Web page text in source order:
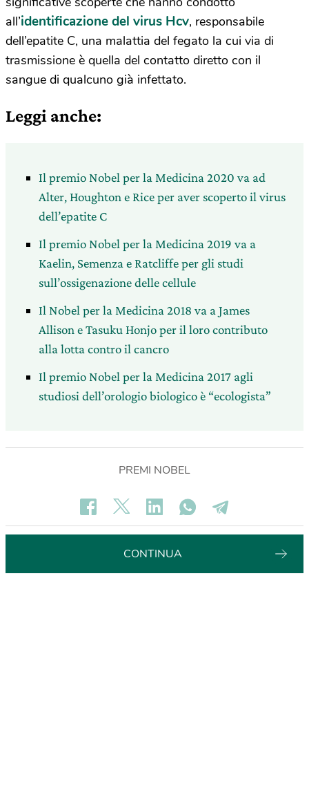
all’identificazione del virus Hcv, responsabile
dell’epatite C, una malattia del fegato la cui via di
trasmissione è quella del contatto diretto con il
sangue di qualcuno già infettato.
Leggi anche:
Il premio Nobel per la Medicina 2020 va ad
Alter, Houghton e Rice per aver scoperto il virus
dell’epatite C
Il premio Nobel per la Medicina 2019 va a
Kaelin, Semenza e Ratcliffe per gli studi
sull’ossigenazione delle cellule
Il Nobel per la Medicina 2018 va a James
Allison e Tasuku Honjo per il loro contributo
alla lotta contro il cancro
Il premio Nobel per la Medicina 2017 agli
studiosi dell’orologio biologico è “ecologista”
PREMI NOBEL
CONTINUA